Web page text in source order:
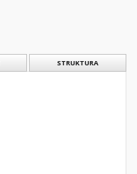
STRUKTURA